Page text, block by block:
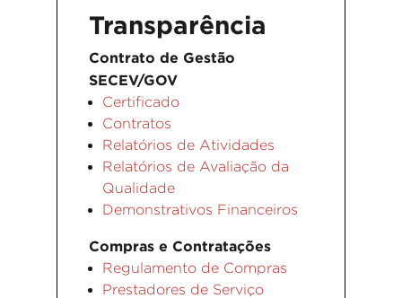
Transparência
Contrato de Gestão
SECEV/GOV
Certificado
Contratos
Relatórios de Atividades
Relatórios de Avaliação da
Qualidade
Demonstrativos Financeiros
Compras e Contratações
Regulamento de Compras
Prestadores de Serviço